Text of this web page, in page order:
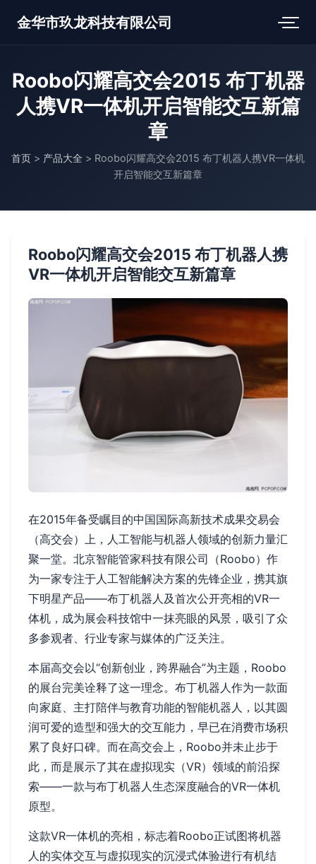
金华市玖龙科技有限公司
Roobo闪耀高交会2015 布丁机器
人携VR一体机开启智能交互新篇
章
首页 > 产品大全 > Roobo闪耀高交会2015 布丁机器人携VR一体机
开启智能交互新篇章
Roobo闪耀高交会2015 布丁机器人携
VR一体机开启智能交互新篇章
在2015年备受瞩目的中国国际高新技术成果交易会
（高交会）上，人工智能与机器人领域的创新力量汇
聚一堂。北京智能管家科技有限公司（Roobo）作
为一家专注于人工智能解决方案的先锋企业，携其旗
下明星产品——布丁机器人及首次公开亮相的VR一
体机，成为展会科技馆中一抹亮眼的风景，吸引了众
多参观者、行业专家与媒体的广泛关注。
本届高交会以“创新创业，跨界融合”为主题，Roobo
的展台完美诠释了这一理念。布丁机器人作为一款面
向家庭、主打陪伴与教育功能的智能机器人，以其圆
润可爱的造型和强大的交互能力，早已在消费市场积
累了良好口碑。而在高交会上，Roobo并未止步于
此，而是展示了其在虚拟现实（VR）领域的前沿探
索——一款与布丁机器人生态深度融合的VR一体机
原型。
这款VR一体机的亮相，标志着Roobo正试图将机器
人的实体交互与虚拟现实的沉浸式体验进行有机结